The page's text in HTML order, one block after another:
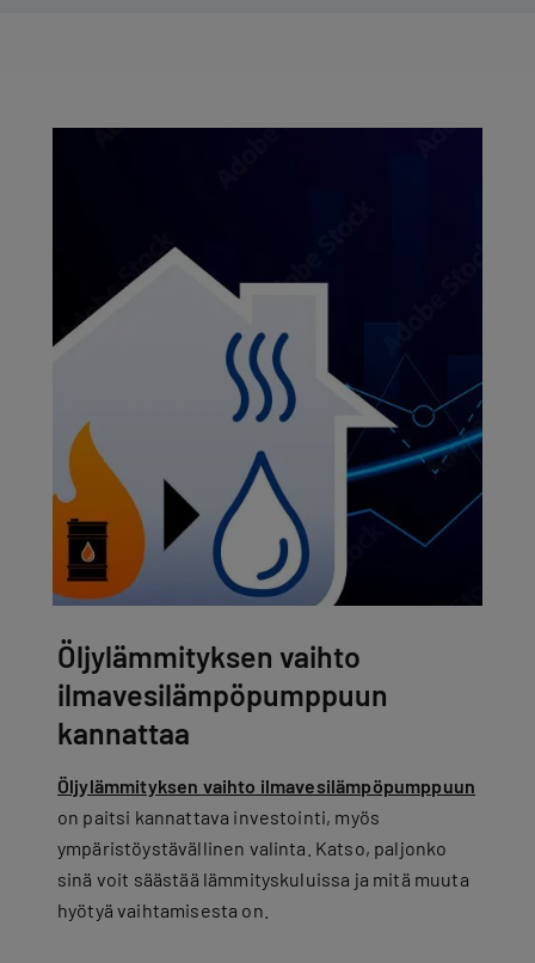
Öljylämmityksen vaihto
ilmavesilämpöpumppuun
kannattaa
Öljylämmityksen vaihto ilmavesilämpöpumppuun
on paitsi kannattava investointi, myös
ympäristöystävällinen valinta. Katso, paljonko
sinä voit säästää lämmityskuluissa ja mitä muuta
hyötyä vaihtamisesta on.